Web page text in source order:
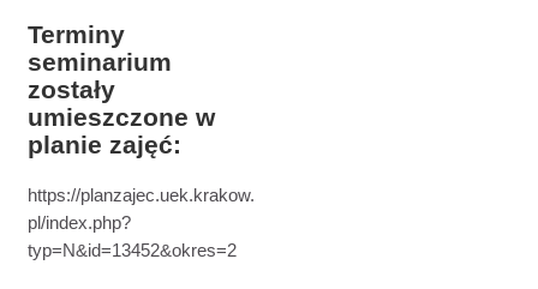
Terminy
seminarium
zostały
umieszczone w
planie zajęć:
https://planzajec.uek.krakow.
pl/index.php?
typ=N&id=13452&okres=2